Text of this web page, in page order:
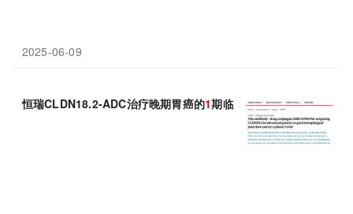
2025-06-09
恒瑞CLDN18.2-ADC治疗晚期胃癌的1期临床数据登上Nature